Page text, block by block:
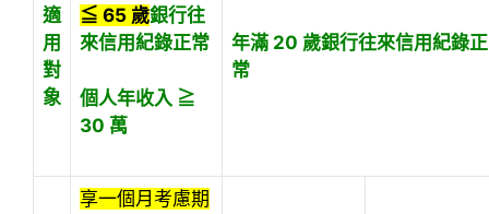
適
用
對
象
≦ 65 歲銀行往
來信用紀錄正常
個人年收入 ≧
30 萬
年滿 20 歲銀行往來信用紀錄正
常
享一個月考慮期